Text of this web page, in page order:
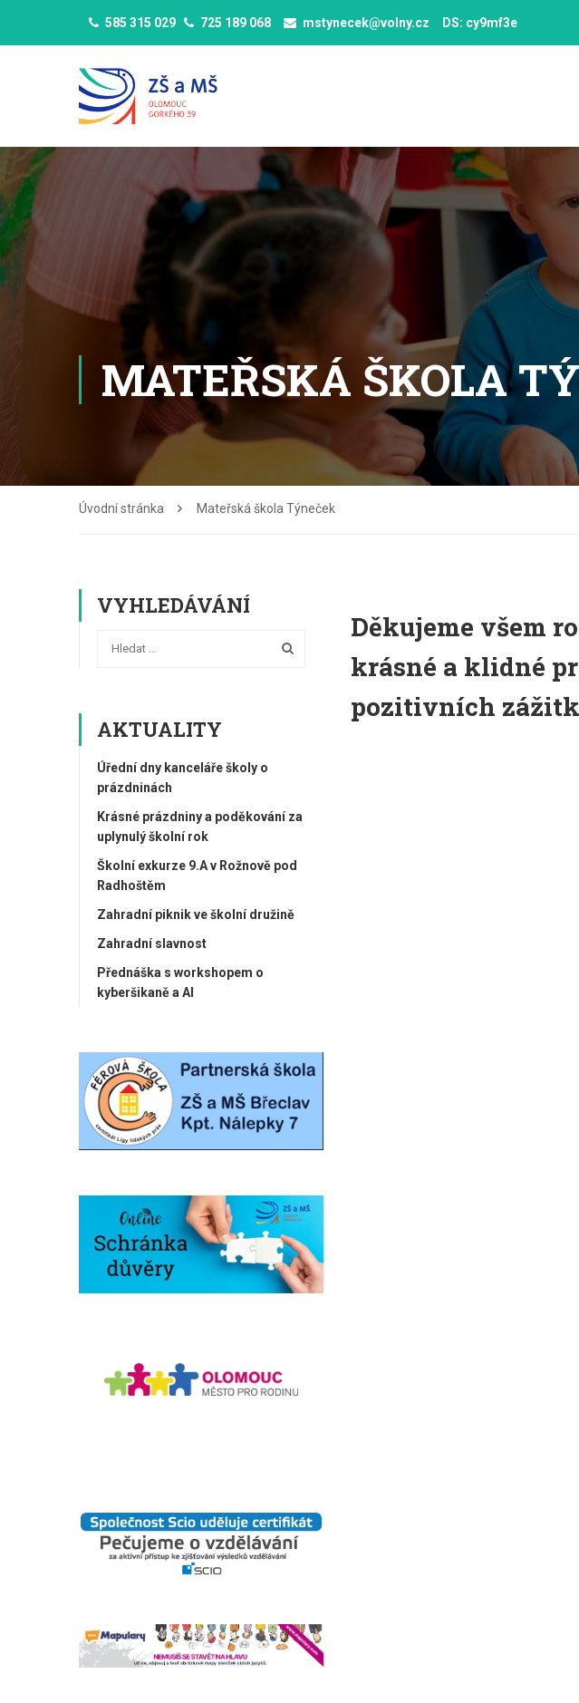
585 315 029 725 189 068 mstynecek@volny.cz DS: cy9mf3e
MATEŘSKÁ ŠKOLA
Úvodní stránka Mateřská škola Týneček
Děkujeme všem
krásné a klidné
pozitivních
VYHLEDÁVÁNÍ
AKTUALITY
Úřední dny kanceláře školy o
prázdninách
Krásné prázdniny a poděkování za
uplynulý školní rok
Školní exkurze 9.A v Rožnově pod
Radhoštěm
Zahradní piknik ve školní družině
Zahradní slavnost
Přednáška s workshopem o
kyberšikaně a AI